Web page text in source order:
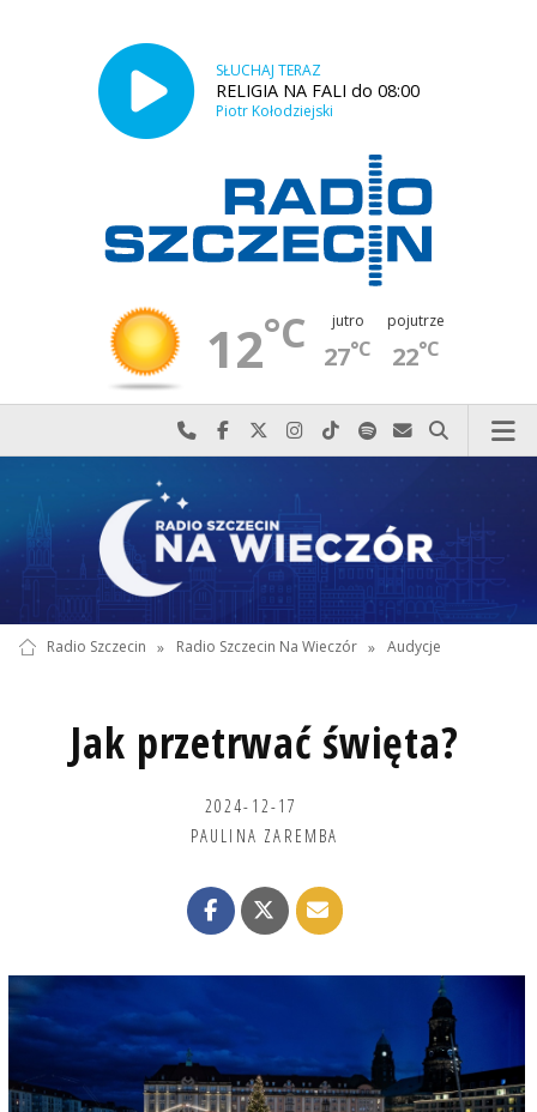
SŁUCHAJ TERAZ
RELIGIA NA FALI do 08:00
Piotr Kołodziejski
12°C jutro
27°C
pojutrze
22°C
Najlepiej po prostu do nas zadzwoń
Odwiedź nas na Facebook-u
Odwiedź nas na X
Odwiedź nas na Instagram-ie
Odwiedź nas na TikTok-u
Szukaj nas na Spotify
Wyślij do nas
Szukaj
Radio Szczecin » Radio Szczecin Na Wieczór » Audycje
Jak przetrwać święta?
2024-12-17
PAULINA ZAREMBA